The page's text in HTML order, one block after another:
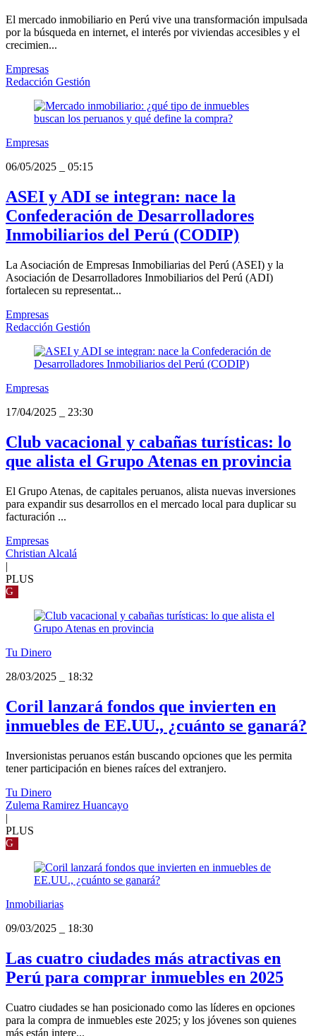
El mercado inmobiliario en Perú vive una transformación impulsada
por la búsqueda en internet, el interés por viviendas accesibles y el
crecimien...
Empresas
Redacción Gestión
Empresas
06/05/2025
05:15
ASEI y ADI se integran: nace la
Confederación de Desarrolladores
Inmobiliarios del Perú (CODIP)
La Asociación de Empresas Inmobiliarias del Perú (ASEI) y la
Asociación de Desarrolladores Inmobiliarios del Perú (ADI)
fortalecen su representat...
Empresas
Redacción Gestión
Empresas
17/04/2025
23:30
Club vacacional y cabañas turísticas: lo
que alista el Grupo Atenas en provincia
El Grupo Atenas, de capitales peruanos, alista nuevas inversiones
para expandir sus desarrollos en el mercado local para duplicar su
facturación ...
Empresas
Christian Alcalá
|
PLUS
G
Tu Dinero
28/03/2025
18:32
Coril lanzará fondos que invierten en
inmuebles de EE.UU., ¿cuánto se ganará?
Inversionistas peruanos están buscando opciones que les permita
tener participación en bienes raíces del extranjero.
Tu Dinero
Zulema Ramirez Huancayo
|
PLUS
G
Inmobiliarias
09/03/2025
18:30
Las cuatro ciudades más atractivas en
Perú para comprar inmuebles en 2025
Cuatro ciudades se han posicionado como las líderes en opciones
para la compra de inmuebles este 2025; y los jóvenes son quienes
más están intere...